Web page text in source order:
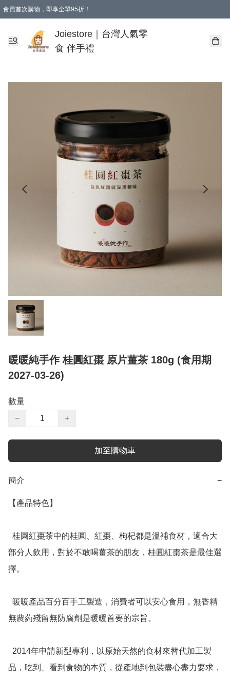
會員首次購物，即享全單95折！
購物滿 HKD 350.00即享免運費優惠！（適用於 本地送貨、本地取貨 )
Joiestore｜台灣人氣零
食 伴手禮
暖暖純手作 桂圓紅棗 原片薑茶 180g (食用期
2027-03-26)
數量
−
+
加至購物車
簡介 −
【產品特色】
部分人飲用，對於不敢喝薑茶的朋友，桂圓紅棗茶是最佳選
擇。
無農葯殘留無防腐劑是暖暖首要的宗旨。
品，吃到、看到食物的本質，從產地到包裝盡心盡力要求，